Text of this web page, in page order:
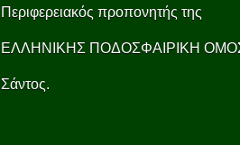
Περιφερειακός προπονητής της
ΕΛΛΗΝΙΚΗΣ ΠΟΔΟΣΦΑΙΡΙΚΗ
Σάντος.